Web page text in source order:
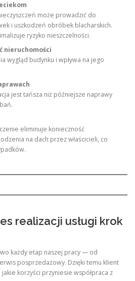
może prowadzić do
i uszkodzeń obróbek blacharskich.
ryzyko nieszczelności.
nieruchomości
wygląd budynku i wpływa na jego
jest tańsza niż późniejsze naprawy
eliminuje konieczność
na dach przez właścicieli, co
realizacji usługi krok
każdy etap naszej pracy — od
posprzedażowy. Dzięki temu klient
korzyści przyniesie współpraca z